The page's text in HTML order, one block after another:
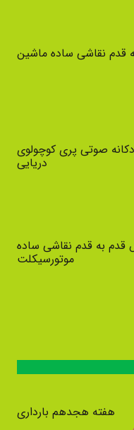
قدم نقاشی ساده ماشین
صوتی پری کوچولوی
دریایی
قدم به قدم نقاشی ساده
موتورسیکلت
هفته هجدهم بارداری